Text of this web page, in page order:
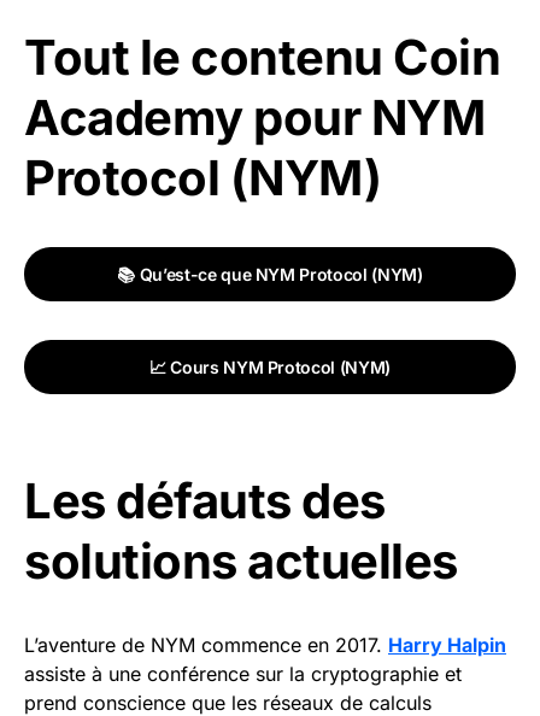
Tout le contenu Coin
Academy pour NYM
Protocol (NYM)
📚 Qu’est-ce que NYM Protocol (NYM)
📈 Cours NYM Protocol (NYM)
Les défauts des
solutions actuelles
L’aventure de NYM commence en 2017. Harry Halpin
assiste à une conférence sur la cryptographie et
prend conscience que les réseaux de calculs